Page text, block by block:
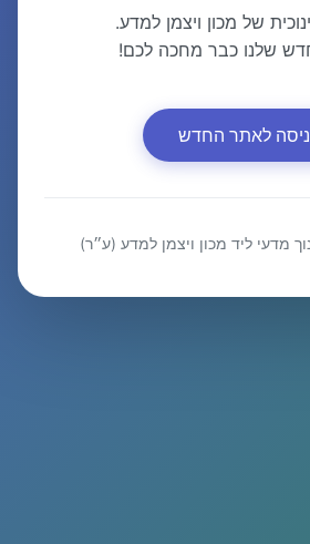
של מכון ויצמן למדע.
שלנו כבר מחכה לכם!
לאתר החדש
מדעי ליד מכון ויצמן למדע (ע״ר)